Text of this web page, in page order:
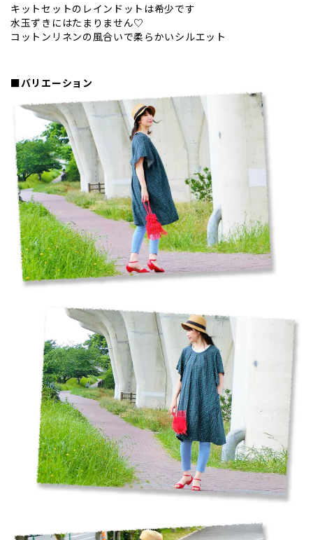
キットセットのレインドットは希少です
水玉ずきにはたまりません♡
コットンリネンの風合いで柔らかいシルエット
■バリエーション